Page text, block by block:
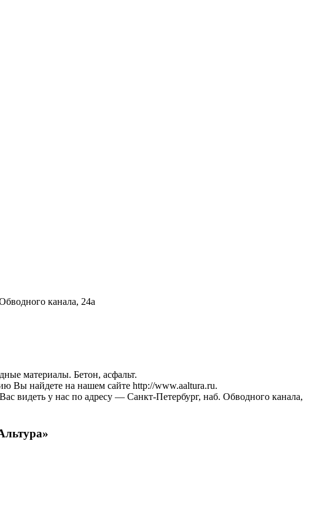
канала, 24а
материалы. Бетон, асфальт.
Вы найдете на нашем сайте http://www.aaltura.ru.
видеть у нас по адресу — Санкт-Петербург, наб. Обводного канала,
»